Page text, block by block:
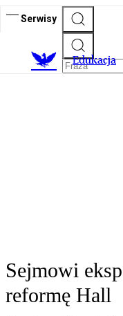
Serwisy
Edukacja
Sejmowi
reformę Hall